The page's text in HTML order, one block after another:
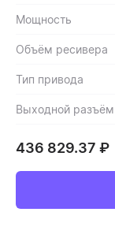
Мощность
Объём ресивера
Тип привода
Выходной разъём
436 829.37 ₽